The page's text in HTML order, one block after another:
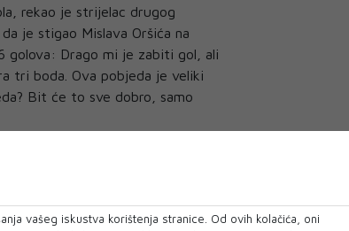
rekao je strijelac drugog
je stigao Mislava Oršića na
golova: Drago mi je zabiti gol, ali
tri boda. Ova pobjeda je veliki
Bit će to sve dobro, samo
vašeg iskustva korištenja stranice. Od ovih kolačića, oni